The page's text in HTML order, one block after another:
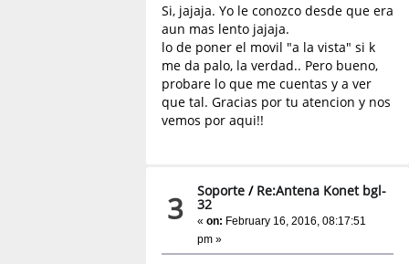
Si, jajaja. Yo le conozco desde que era
aun mas lento jajaja.
lo de poner el movil "a la vista" si k
me da palo, la verdad.. Pero bueno,
probare lo que me cuentas y a ver
que tal. Gracias por tu atencion y nos
vemos por aqui!!
3 Soporte / Re:Antena Konet bgl-
32
«on: February 16, 2016, 08:17:51
pm »